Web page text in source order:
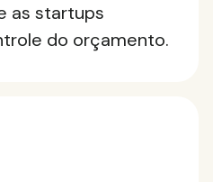
as startups
do orçamento.